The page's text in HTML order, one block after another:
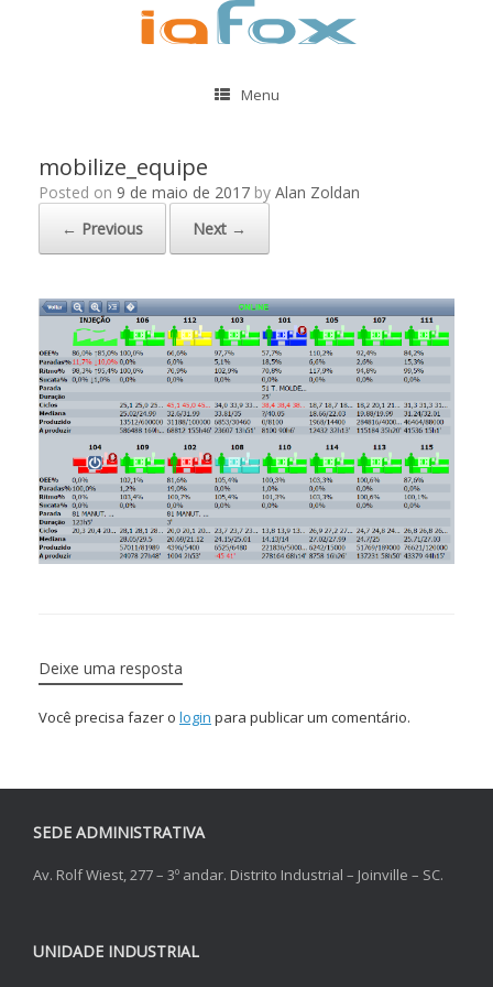
Menu
mobilize_equipe
Posted on 9 de maio de 2017 by Alan Zoldan
← Previous
Next →
Deixe uma resposta
Você precisa fazer o login para publicar um comentário.
SEDE ADMINISTRATIVA
Av. Rolf Wiest, 277 – 3º andar. Distrito Industrial – Joinville – SC.
UNIDADE INDUSTRIAL